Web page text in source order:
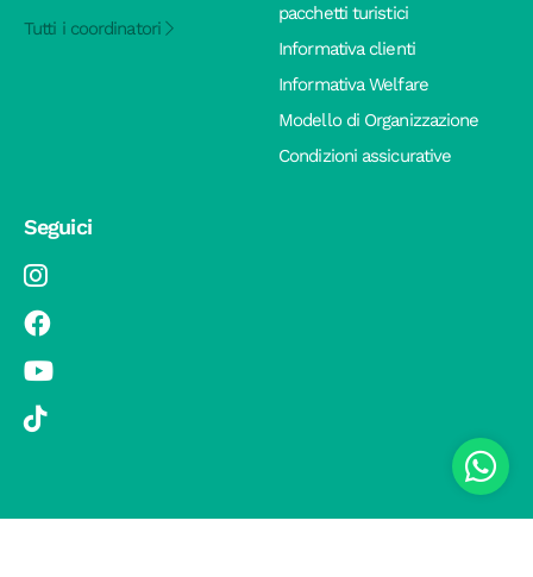
Tutti i coordinatori
pacchetti turistici
Informativa clienti
Informativa Welfare
Modello di Organizzazione
Condizioni assicurative
Seguici